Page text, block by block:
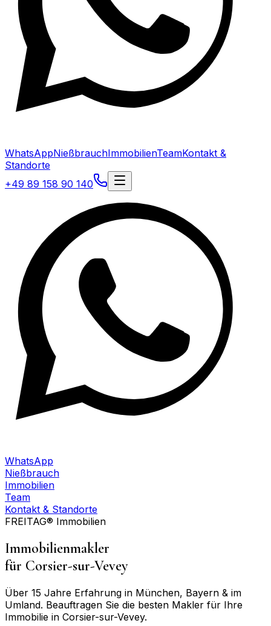
WhatsAppNießbrauchImmobilienTeamKontakt &
Standorte
+49 89 158 90 140
WhatsApp
Nießbrauch
Immobilien
Team
Kontakt & Standorte
FREITAG® Immobilien
Immobilienmakler
für Corsier-sur-Vevey
Über 15 Jahre Erfahrung in München, Bayern & im
Umland. Beauftragen Sie die besten Makler für Ihre
Immobilie in Corsier-sur-Vevey.